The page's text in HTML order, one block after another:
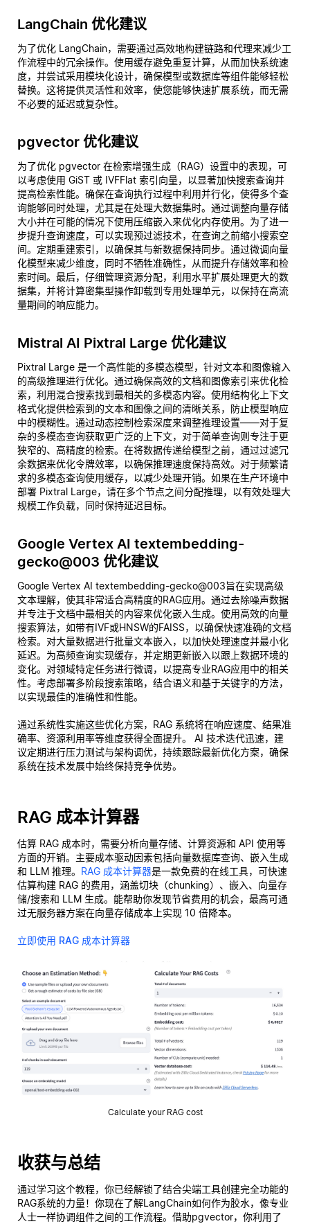
LangChain 优化建议
为了优化 LangChain，需要通过高效地构建链路和代理来减少工
作流程中的冗余操作。使用缓存避免重复计算，从而加快系统速
度，并尝试采用模块化设计，确保模型或数据库等组件能够轻松
替换。这将提供灵活性和效率，使您能够快速扩展系统，而无需
不必要的延迟或复杂性。
pgvector 优化建议
为了优化 pgvector 在检索增强生成（RAG）设置中的表现，可
以考虑使用 GiST 或 IVFFlat 索引向量，以显著加快搜索查询并
提高检索性能。确保在查询执行过程中利用并行化，使得多个查
询能够同时处理，尤其是在处理大数据集时。通过调整向量存储
大小并在可能的情况下使用压缩嵌入来优化内存使用。为了进一
步提升查询速度，可以实现预过滤技术，在查询之前缩小搜索空
间。定期重建索引，以确保其与新数据保持同步。通过微调向量
化模型来减少维度，同时不牺牲准确性，从而提升存储效率和检
索时间。最后，仔细管理资源分配，利用水平扩展处理更大的数
据集，并将计算密集型操作卸载到专用处理单元，以保持在高流
量期间的响应能力。
Mistral AI Pixtral Large 优化建议
Pixtral Large 是一个高性能的多模态模型，针对文本和图像输入
的高级推理进行优化。通过确保高效的文档和图像索引来优化检
索，利用混合搜索找到最相关的多模态内容。使用结构化上下文
格式化提供检索到的文本和图像之间的清晰关系，防止模型响应
中的模糊性。通过动态控制检索深度来调整推理设置——对于复
杂的多模态查询获取更广泛的上下文，对于简单查询则专注于更
狭窄的、高精度的检索。在将数据传递给模型之前，通过过滤冗
余数据来优化令牌效率，以确保推理速度保持高效。对于频繁请
求的多模态查询使用缓存，以减少处理开销。如果在生产环境中
部署 Pixtral Large，请在多个节点之间分配推理，以有效处理大
规模工作负载，同时保持延迟目标。
Google Vertex AI textembedding-
gecko@003 优化建议
Google Vertex AI textembedding-gecko@003旨在实现高级
文本理解，使其非常适合高精度的RAG应用。通过去除噪声数据
并专注于文档中最相关的内容来优化嵌入生成。使用高效的向量
搜索算法，如带有IVF或HNSW的FAISS，以确保快速准确的文档
检索。对大量数据进行批量文本嵌入，以加快处理速度并最小化
延迟。为高频查询实现缓存，并定期更新嵌入以跟上数据环境的
变化。对领域特定任务进行微调，以提高专业RAG应用中的相关
性。考虑部署多阶段搜索策略，结合语义和基于关键字的方法，
以实现最佳的准确性和性能。
通过系统性实施这些优化方案，RAG 系统将在响应速度、结果准
确率、资源利用率等维度获得全面提升。 AI 技术迭代迅速，建
议定期进行压力测试与架构调优，持续跟踪最新优化方案，确保
系统在技术发展中始终保持竞争优势。
RAG 成本计算器
估算 RAG 成本时，需要分析向量存储、计算资源和 API 使用等
方面的开销。主要成本驱动因素包括向量数据库查询、嵌入生成
和 LLM 推理。 RAG 成本计算器是一款免费的在线工具，可快速
估算构建 RAG 的费用，涵盖切块（chunking）、嵌入、向量存
储/搜索和 LLM 生成。能帮助你发现节省费用的机会，最高可通
过无服务器方案在向量存储成本上实现 10 倍降本。
立即使用 RAG 成本计算器
Calculate your RAG cost
收获与总结
通过学习这个教程，你已经解锁了结合尖端工具创建完全功能的
RAG系统的力量！你现在了解LangChain如何作为胶水，像专业
人士一样协调组件之间的工作流程。借助pgvector，你利用了